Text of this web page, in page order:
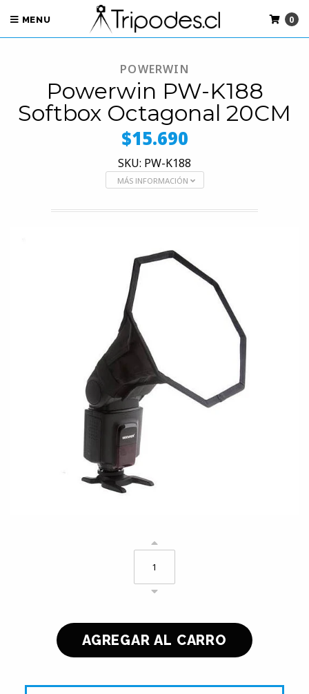
MENU 0
POWERWIN
Powerwin PW-K188
Softbox Octagonal 20CM
$15.690
SKU: PW-K188
MÁS INFORMACIÓN